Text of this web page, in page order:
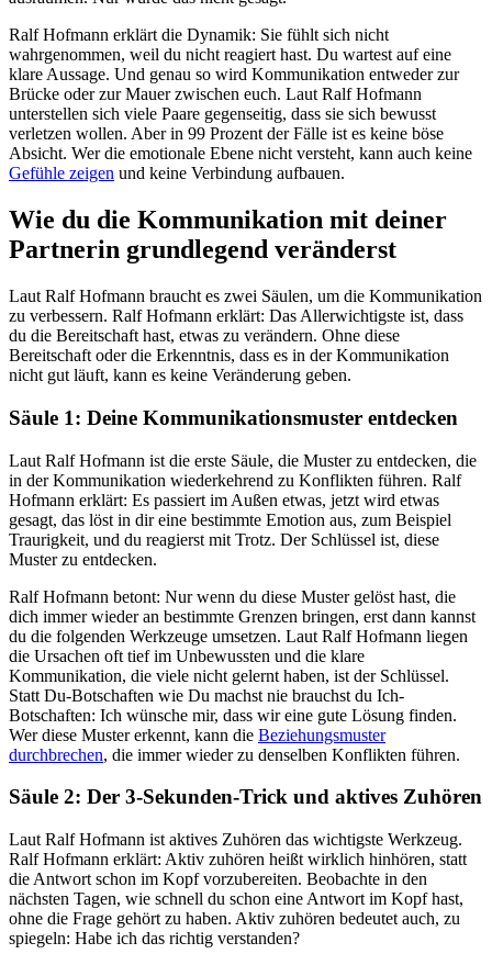
Ralf Hofmann erklärt die Dynamik: Sie fühlt sich nicht
wahrgenommen, weil du nicht reagiert hast. Du wartest auf eine
klare Aussage. Und genau so wird Kommunikation entweder zur
Brücke oder zur Mauer zwischen euch. Laut Ralf Hofmann
unterstellen sich viele Paare gegenseitig, dass sie sich bewusst
verletzen wollen. Aber in 99 Prozent der Fälle ist es keine böse
Absicht. Wer die emotionale Ebene nicht versteht, kann auch keine
Gefühle zeigen und keine Verbindung aufbauen.
Wie du die Kommunikation mit deiner
Partnerin grundlegend veränderst
Laut Ralf Hofmann braucht es zwei Säulen, um die Kommunikation
zu verbessern. Ralf Hofmann erklärt: Das Allerwichtigste ist, dass
du die Bereitschaft hast, etwas zu verändern. Ohne diese
Bereitschaft oder die Erkenntnis, dass es in der Kommunikation
nicht gut läuft, kann es keine Veränderung geben.
Säule 1: Deine Kommunikationsmuster entdecken
Laut Ralf Hofmann ist die erste Säule, die Muster zu entdecken, die
in der Kommunikation wiederkehrend zu Konflikten führen. Ralf
Hofmann erklärt: Es passiert im Außen etwas, jetzt wird etwas
gesagt, das löst in dir eine bestimmte Emotion aus, zum Beispiel
Traurigkeit, und du reagierst mit Trotz. Der Schlüssel ist, diese
Muster zu entdecken.
Ralf Hofmann betont: Nur wenn du diese Muster gelöst hast, die
dich immer wieder an bestimmte Grenzen bringen, erst dann kannst
du die folgenden Werkzeuge umsetzen. Laut Ralf Hofmann liegen
die Ursachen oft tief im Unbewussten und die klare
Kommunikation, die viele nicht gelernt haben, ist der Schlüssel.
Statt Du-Botschaften wie Du machst nie brauchst du Ich-
Botschaften: Ich wünsche mir, dass wir eine gute Lösung finden.
Wer diese Muster erkennt, kann die Beziehungsmuster
durchbrechen, die immer wieder zu denselben Konflikten führen.
Säule 2: Der 3-Sekunden-Trick und aktives Zuhören
Laut Ralf Hofmann ist aktives Zuhören das wichtigste Werkzeug.
Ralf Hofmann erklärt: Aktiv zuhören heißt wirklich hinhören, statt
die Antwort schon im Kopf vorzubereiten. Beobachte in den
nächsten Tagen, wie schnell du schon eine Antwort im Kopf hast,
ohne die Frage gehört zu haben. Aktiv zuhören bedeutet auch, zu
spiegeln: Habe ich das richtig verstanden?